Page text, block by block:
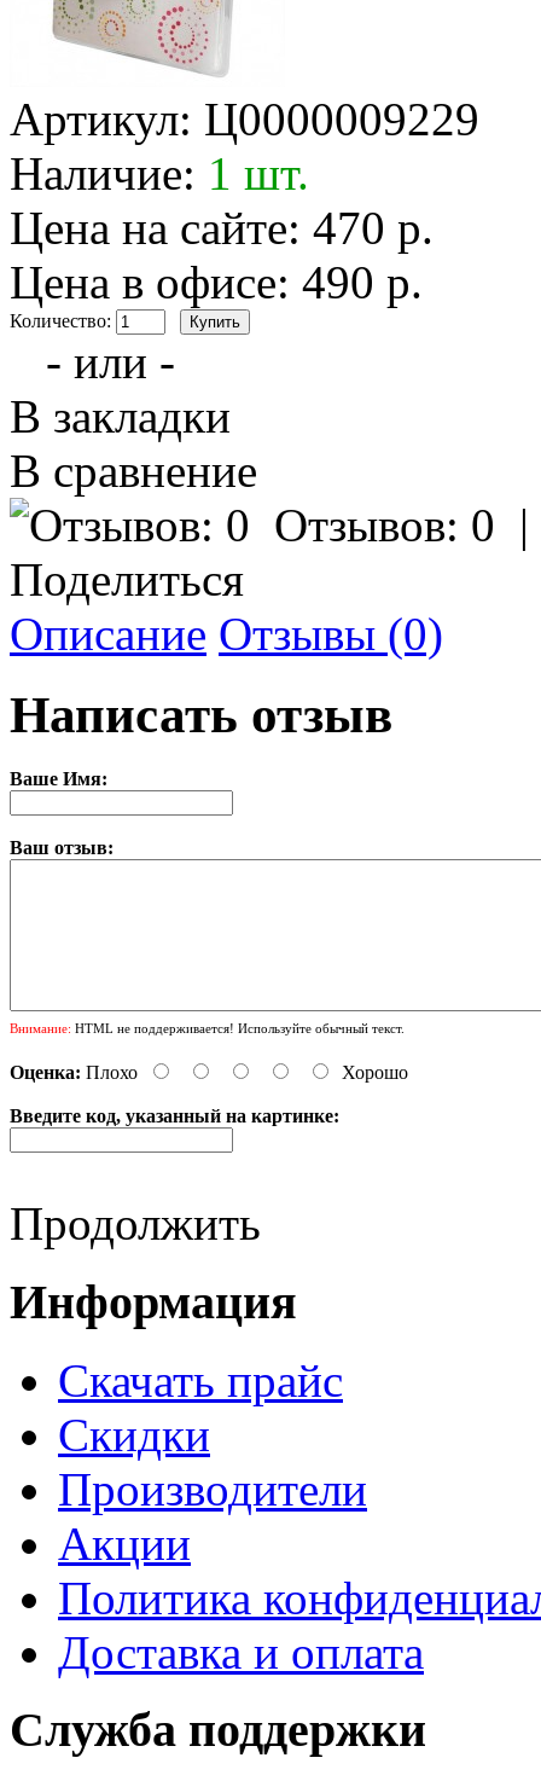
Артикул: Ц0000009229
Наличие: 1 шт.
Цена на сайте: 470 р.
Цена в офисе: 490 р.
Количество:
- или -
В закладки
В сравнение
Отзывов: 0
Поделиться
Описание Отзывы (0)
Написать отзыв
Ваше Имя:
Ваш отзыв:
Внимание: HTML не поддерживается! Используйте обычный текст.
Оценка: Плохо Хорошо
Введите код, указанный на картинке:
Продолжить
Информация
Cкачать прайс
Скидки
Производители
Акции
Политика
Доставка и оплата
Служба поддержки